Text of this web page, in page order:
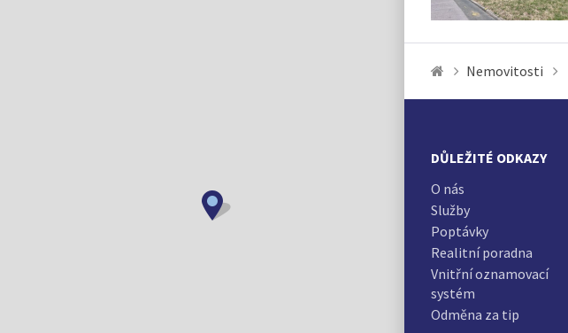
Nemovitosti
DŮLEŽITÉ ODKAZY
O nás
Služby
Poptávky
Realitní poradna
Vnitřní oznamovací
systém
Odměna za tip